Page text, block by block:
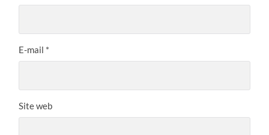
E-mail *
Site web